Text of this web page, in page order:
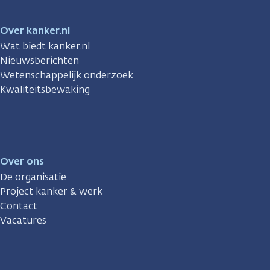
Over kanker.nl
Wat biedt kanker.nl
Nieuwsberichten
Wetenschappelijk onderzoek
Kwaliteitsbewaking
Over ons
De organisatie
Project kanker & werk
Contact
Vacatures